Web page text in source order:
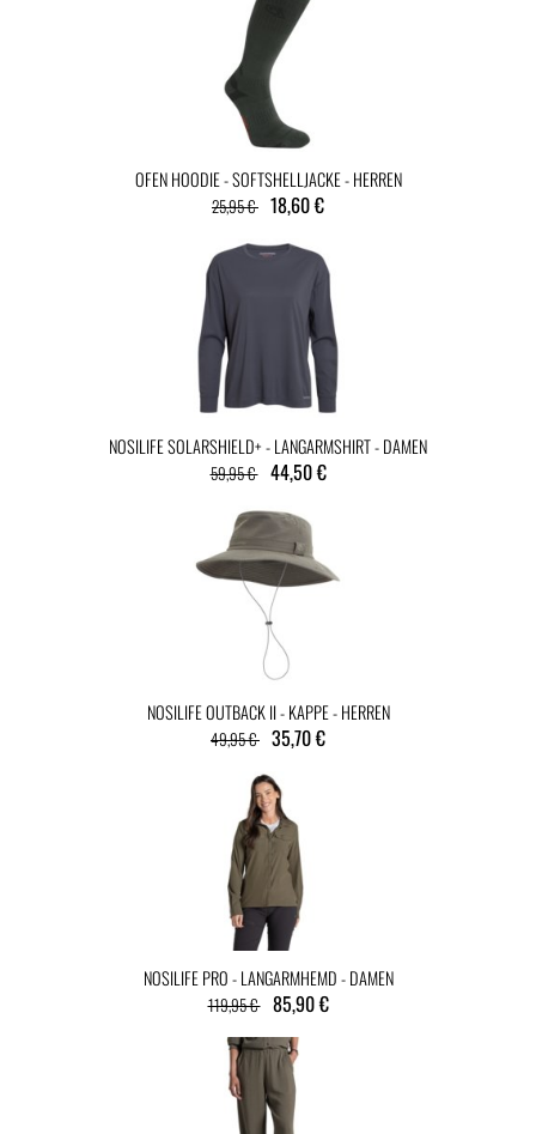
OFEN HOODIE - SOFTSHELLJACKE - HERREN
25,95 € 18,60 €
NOSILIFE SOLARSHIELD+ - LANGARMSHIRT - DAMEN
59,95 € 44,50 €
NOSILIFE OUTBACK II - KAPPE - HERREN
49,95 € 35,70 €
NOSILIFE PRO - LANGARMHEMD - DAMEN
119,95 € 85,90 €